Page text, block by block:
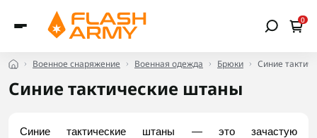
0
Военное снаряжение Военная одежда Брюки Синие
Синие тактические штаны
Синие тактические штаны — это зачастую